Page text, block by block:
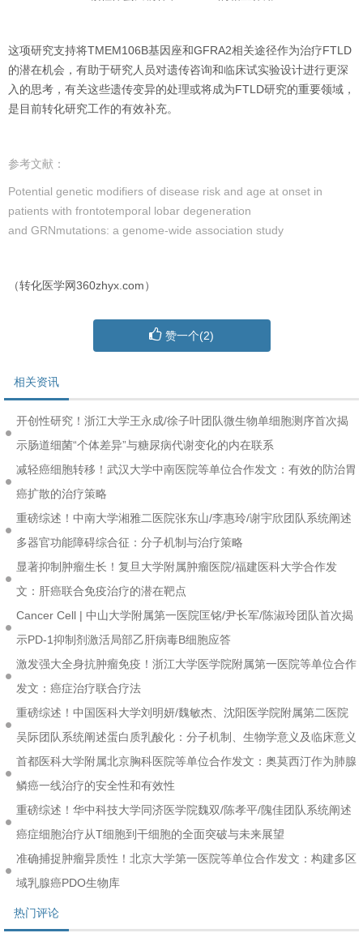
这项研究支持将TMEM106B基因座和GFRA2相关途径作为治疗FTLD
的潜在机会，有助于研究人员对遗传咨询和临床试实验设计进行更深
入的思考，有关这些遗传变异的处理或将成为FTLD研究的重要领域，
是目前转化研究工作的有效补充。
参考文献：
Potential genetic modifiers of disease risk and age at onset in
patients with frontotemporal lobar degeneration
and GRNmutations: a genome-wide association study
（转化医学网360zhyx.com）
赞一个(2)
相关资讯
开创性研究！浙江大学王永成/徐子叶团队微生物单细胞测序首次揭
示肠道细菌“个体差异”与糖尿病代谢变化的内在联系
减轻癌细胞转移！武汉大学中南医院等单位合作发文：有效的防治胃
癌扩散的治疗策略
重磅综述！中南大学湘雅二医院张东山/李惠玲/谢宇欣团队系统阐述
多器官功能障碍综合征：分子机制与治疗策略
显著抑制肿瘤生长！复旦大学附属肿瘤医院/福建医科大学合作发
文：肝癌联合免疫治疗的潜在靶点
Cancer Cell | 中山大学附属第一医院匡铭/尹长军/陈淑玲团队首次揭
示PD-1抑制剂激活局部乙肝病毒B细胞应答
激发强大全身抗肿瘤免疫！浙江大学医学院附属第一医院等单位合作
发文：癌症治疗联合疗法
重磅综述！中国医科大学刘明妍/魏敏杰、沈阳医学院附属第二医院
吴际团队系统阐述蛋白质乳酸化：分子机制、生物学意义及临床意义
首都医科大学附属北京胸科医院等单位合作发文：奥莫西汀作为肺腺
鳞癌一线治疗的安全性和有效性
重磅综述！华中科技大学同济医学院魏双/陈孝平/隗佳团队系统阐述
癌症细胞治疗从T细胞到干细胞的全面突破与未来展望
准确捕捉肿瘤异质性！北京大学第一医院等单位合作发文：构建多区
域乳腺癌PDO生物库
热门评论